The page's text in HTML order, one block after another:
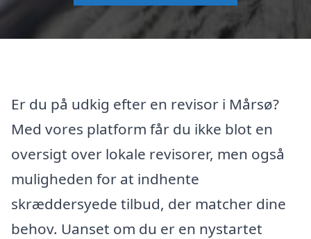
Er du på udkig efter en revisor i Mårsø?
Med vores platform får du ikke blot en
oversigt over lokale revisorer, men også
muligheden for at indhente
skræddersyede tilbud, der matcher dine
behov. Uanset om du er en nystartet